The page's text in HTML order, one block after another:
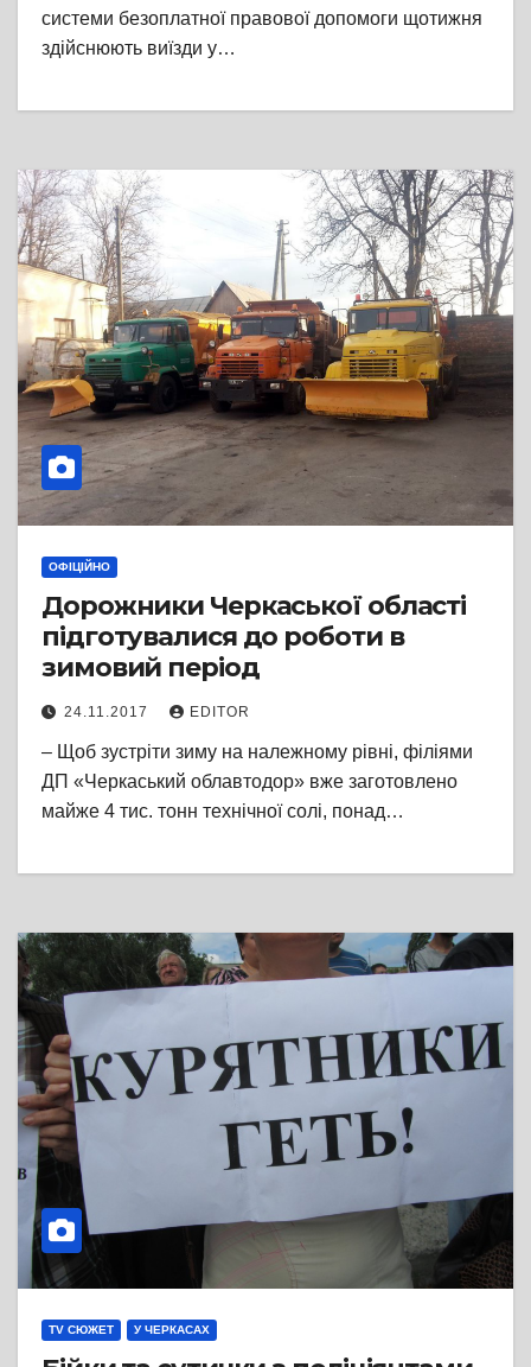
системи безоплатної правової допомоги щотижня
здійснюють виїзди у…
ОФІЦІЙНО
Дорожники Черкаської області
підготувалися до роботи в
зимовий період
24.11.2017 EDITOR
– Щоб зустріти зиму на належному рівні, філіями
ДП «Черкаський облавтодор» вже заготовлено
майже 4 тис. тонн технічної солі, понад…
TV СЮЖЕТ У ЧЕРКАСАХ